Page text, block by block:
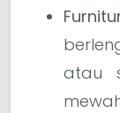
atau